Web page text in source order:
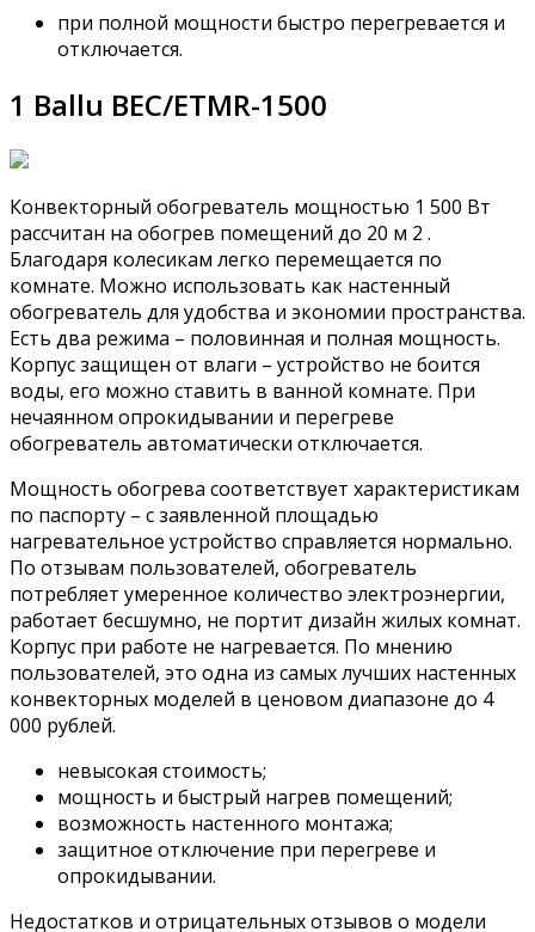
при полной мощности быстро перегревается и
отключается.
1 Ballu BEC/ETMR-1500
Конвекторный обогреватель мощностью 1 500 Вт
рассчитан на обогрев помещений до 20 м 2 .
Благодаря колесикам легко перемещается по
комнате. Можно использовать как настенный
обогреватель для удобства и экономии пространства.
Есть два режима – половинная и полная мощность.
Корпус защищен от влаги – устройство не боится
воды, его можно ставить в ванной комнате. При
нечаянном опрокидывании и перегреве
обогреватель автоматически отключается.
Мощность обогрева соответствует характеристикам
по паспорту – с заявленной площадью
нагревательное устройство справляется нормально.
По отзывам пользователей, обогреватель
потребляет умеренное количество электроэнергии,
работает бесшумно, не портит дизайн жилых комнат.
Корпус при работе не нагревается. По мнению
пользователей, это одна из самых лучших настенных
конвекторных моделей в ценовом диапазоне до 4
000 рублей.
невысокая стоимость;
мощность и быстрый нагрев помещений;
возможность настенного монтажа;
защитное отключение при перегреве и
опрокидывании.
Недостатков и отрицательных отзывов о модели